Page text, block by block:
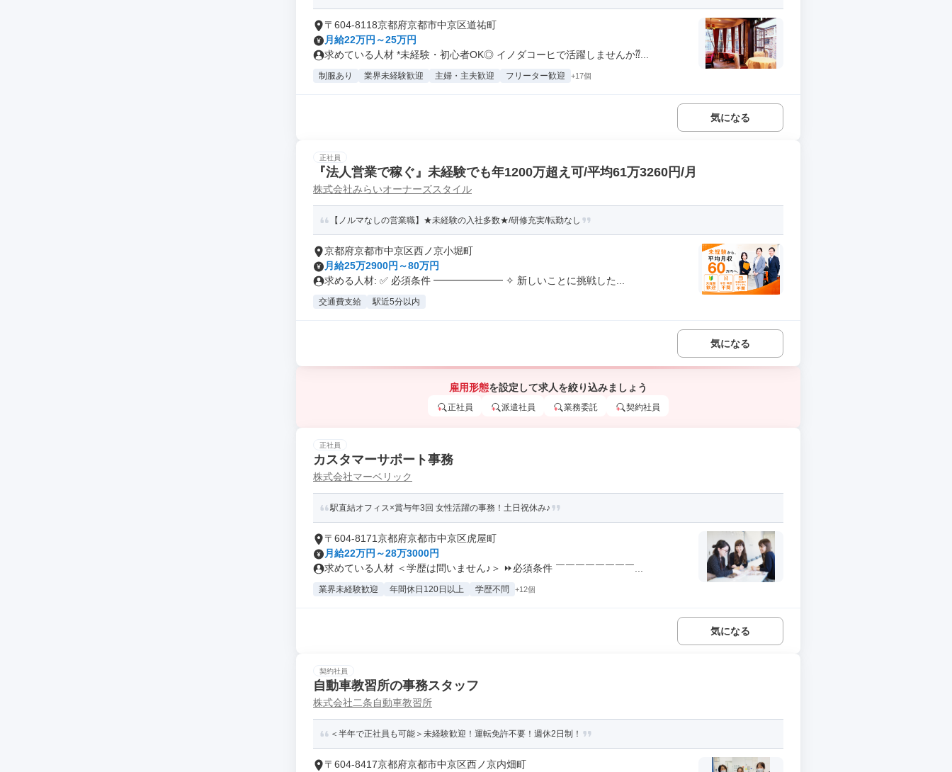
〒604-8118京都府京都市中京区道祐町
月給22万円～25万円
求めている人材 *未経験・初心者OK◎ イノダコーヒで活躍しませんか⁇...
制服あり 業界未経験歓迎 主婦・主夫歓迎 フリーター歓迎 +17個
気になる
正社員
『法人営業で稼ぐ』未経験でも年1200万超え可/平均61万3260円/月
株式会社みらいオーナーズスタイル
【ノルマなしの営業職】★未経験の入社多数★/研修充実/転勤なし
京都府京都市中京区西ノ京小堀町
月給25万2900円～80万円
求める人材: ✅ 必須条件 ━━━━━━━ ✧ 新しいことに挑戦した...
交通費支給 駅近5分以内
気になる
雇用形態を設定して求人を絞り込みましょう
正社員 派遣社員 業務委託 契約社員
正社員
カスタマーサポート事務
株式会社マーベリック
駅直結オフィス×賞与年3回 女性活躍の事務！土日祝休み♪
〒604-8171京都府京都市中京区虎屋町
月給22万円～28万3000円
求めている人材 ＜学歴は問いません♪＞ ⏩必須条件 ￣￣￣￣￣￣￣￣...
業界未経験歓迎 年間休日120日以上 学歴不問 +12個
気になる
契約社員
自動車教習所の事務スタッフ
株式会社二条自動車教習所
＜半年で正社員も可能＞未経験歓迎！運転免許不要！週休2日制！
〒604-8417京都府京都市中京区西ノ京内畑町